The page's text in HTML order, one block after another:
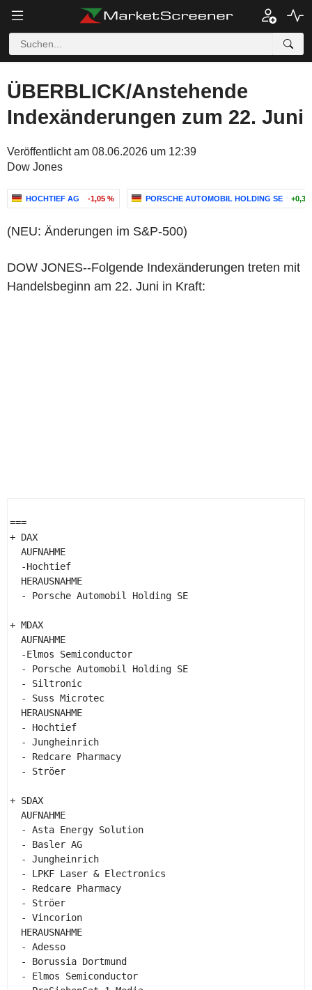
ÜBERBLICK/Anstehende
Indexänderungen zum 22. Juni
Veröffentlicht am 08.06.2026 um 12:39
Dow Jones
HOCHTIEF AG -1,05 % PORSCHE AUTOMOBIL HOLDING SE +0,38
(NEU: Änderungen im S&P-500)
DOW JONES--Folgende Indexänderungen treten mit
Handelsbeginn am 22. Juni in Kraft:
===
+ DAX
  AUFNAHME
  -Hochtief
  HERAUSNAHME
  - Porsche Automobil Holding SE
+ MDAX
  AUFNAHME
  -Elmos Semiconductor
  - Porsche Automobil Holding SE
  - Siltronic
  - Suss Microtec
  HERAUSNAHME
  - Hochtief
  - Jungheinrich
  - Redcare Pharmacy
  - Ströer
+ SDAX
  AUFNAHME
  - Asta Energy Solution
  - Basler AG
  - Jungheinrich
  - LPKF Laser & Electronics
  - Redcare Pharmacy
  - Ströer
  - Vincorion
  HERAUSNAHME
  - Adesso
  - Borussia Dortmund
  - Elmos Semiconductor